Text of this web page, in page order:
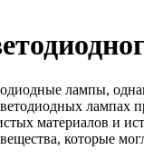
лампы,
лампах
материалов и
которые